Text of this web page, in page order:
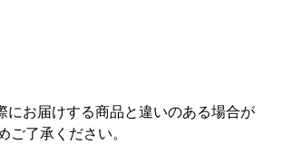
にお届けする商品と違いのある場合が
ご了承ください。